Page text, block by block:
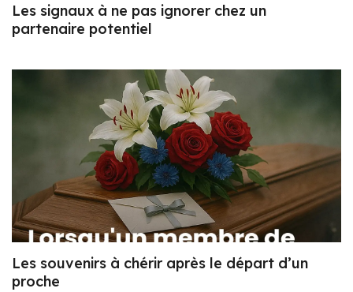
Les signaux à ne pas ignorer chez un
partenaire potentiel
Les souvenirs à chérir après le départ d’un
proche